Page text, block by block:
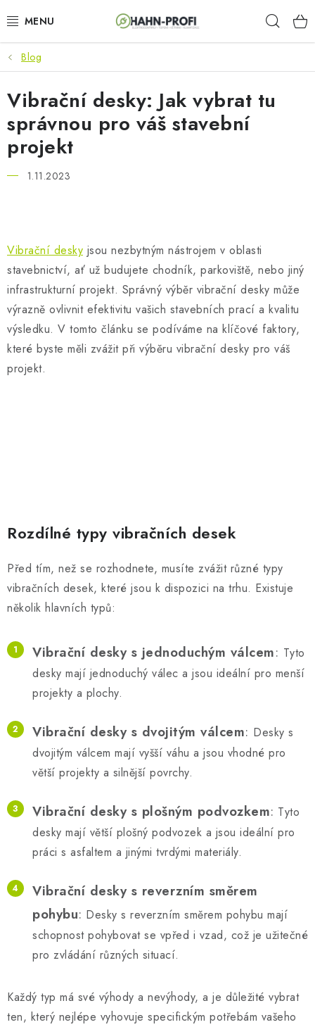
na
KLIMATIZACE
ELEKTROCENTRÁLY
ZAHRADNÍ TECHNIKA
STAVEBNÍ TECHNIKA
ODVLHČOVAČE
AKUMULAČNÍ KAMNA
ELEKTRICKÉ KRBY
Blog
Vibrační desky: Jak vybrat tu
správnou pro váš stavební
projekt
1.11.2023
Vibrační desky jsou nezbytným nástrojem v oblasti
stavebnictví, ať už budujete chodník, parkoviště, nebo jiný
infrastrukturní projekt. Správný výběr vibrační desky může
výrazně ovlivnit efektivitu vašich stavebních prací a kvalitu
výsledku. V tomto článku se podíváme na klíčové faktory,
které byste měli zvážit při výběru vibrační desky pro váš
projekt.
Rozdílné typy vibračních desek
Před tím, než se rozhodnete, musíte zvážit různé typy
vibračních desek, které jsou k dispozici na trhu. Existuje
několik hlavních typů:
Vibrační desky s jednoduchým válcem: Tyto
desky mají jednoduchý válec a jsou ideální pro menší
projekty a plochy.
Vibrační desky s dvojitým válcem: Desky s
dvojitým válcem mají vyšší váhu a jsou vhodné pro
větší projekty a silnější povrchy.
Vibrační desky s plošným podvozkem: Tyto
desky mají větší plošný podvozek a jsou ideální pro
práci s asfaltem a jinými tvrdými materiály.
Vibrační desky s reverzním směrem
pohybu: Desky s reverzním směrem pohybu mají
schopnost pohybovat se vpřed i vzad, což je užitečné
pro zvládání různých situací.
Každý typ má své výhody a nevýhody, a je důležité vybrat
ten, který nejlépe vyhovuje specifickým potřebám vašeho